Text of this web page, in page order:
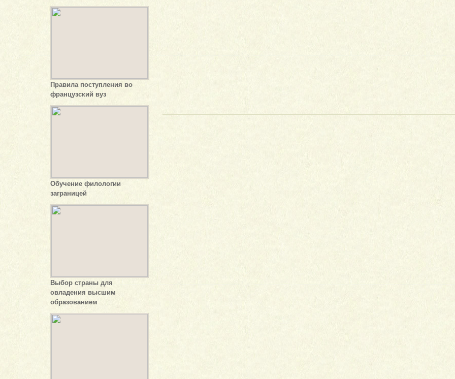
Правила поступления во
французский вуз
Обучение филологии
заграницей
Выбор страны для
овладения высшим
образованием